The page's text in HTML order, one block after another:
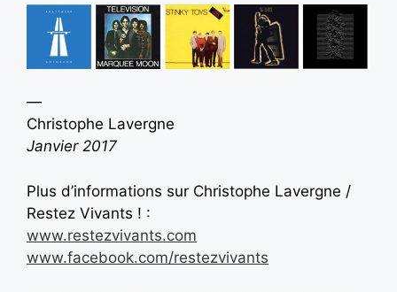
—
Christophe Lavergne
Janvier 2017
Plus d’informations sur Christophe Lavergne /
Restez Vivants ! :
www.restezvivants.com
www.facebook.com/restezvivants